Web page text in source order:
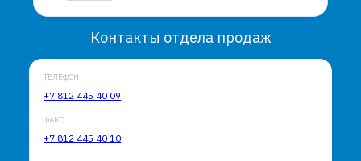
Контакты отдела продаж
ТЕЛЕФОН
+7 812 445 40 09
ФАКС
+7 812 445 40 10